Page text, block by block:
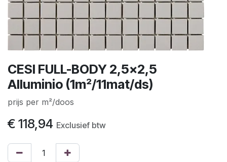
CESI FULL-BODY 2,5x2,5
Alluminio (1m²/11mat/ds)
prijs per m²/doos
€ 118,94 Exclusief btw